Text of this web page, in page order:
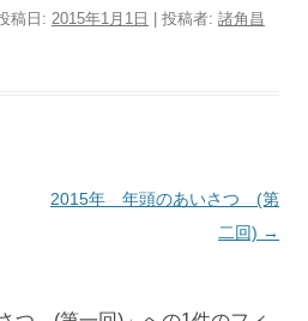
稿日: 2015年1月1日 | 投稿者: 諸角昌
2015年 年頭のあいさつ (第
二回) →